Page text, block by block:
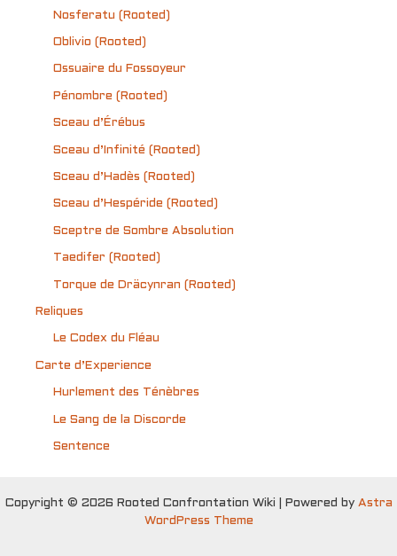
Nosferatu (Rooted)
Oblivio (Rooted)
Ossuaire du Fossoyeur
Pénombre (Rooted)
Sceau d’Érébus
Sceau d’Infinité (Rooted)
Sceau d’Hadès (Rooted)
Sceau d’Hespéride (Rooted)
Sceptre de Sombre Absolution
Taedifer (Rooted)
Torque de Dräcynran (Rooted)
Reliques
Le Codex du Fléau
Carte d’Experience
Hurlement des Ténèbres
Le Sang de la Discorde
Sentence
Copyright © 2026 Rooted Confrontation Wiki | Powered by Astra
WordPress Theme